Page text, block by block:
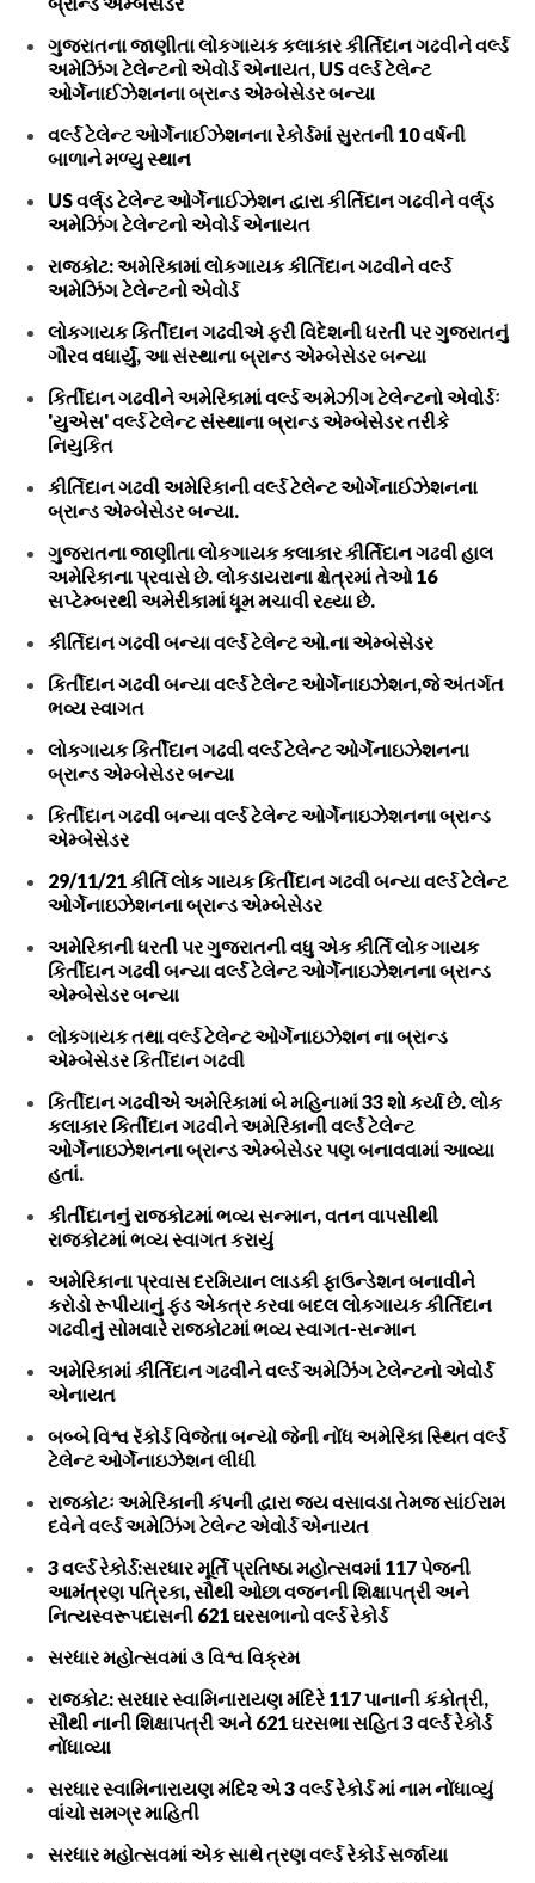
ગુજરાતના જાણીતા લોકગાયક કલાકાર કીર્તિદાન ગઢવીને વર્લ્ડ
અમેઝિંગ ટેલેન્ટનો એવોર્ડ એનાયત, US વર્લ્ડ ટેલેન્ટ
ઓર્ગેનાઈઝેશનના બ્રાન્ડ એમ્બેસેડર બન્યા
વર્લ્ડ ટેલેન્ટ ઓર્ગેનાઈઝેશનના રેકોર્ડમાં સુરતની 10 વર્ષની
બાળાને મળ્યુ સ્થાન
US વર્લ્‌ડ ટેલેન્ટ ઓર્ગેનાઈઝેશન દ્વારા કીર્તિદાન ગઢવીને વર્લ્‌ડ
અમેઝિંગ ટેલેન્ટનો એવોર્ડ એનાયત
રાજકોટ: અમેરિકામાં લોકગાયક કીર્તિદાન ગઢવીને વર્લ્ડ
અમેઝિંગ ટેલેન્ટનો એવોર્ડ
લોકગાયક કિર્તીદાન ગઢવીએ ફરી વિદેશની ધરતી પર ગુજરાતનું
ગૌરવ વધાર્યું, આ સંસ્થાના બ્રાન્ડ એમ્બેસેડર બન્યા
કિર્તીદાન ગઢવીને અમેરિકામાં વર્લ્ડ અમેઝીંગ ટેલેન્ટનો એવોર્ડઃ
'યુએસ' વર્લ્ડ ટેલેન્ટ સંસ્થાના બ્રાન્ડ એમ્બેસેડર તરીકે
નિયુકિત
કીર્તિદાન ગઢવી અમેરિકાની વર્લ્ડ ટેલેન્ટ ઓર્ગેનાઈઝેશનના
બ્રાન્ડ એમ્બેસેડર બન્યા.
ગુજરાતના જાણીતા લોકગાયક કલાકાર કીર્તિદાન ગઢવી હાલ
અમેરિકાના પ્રવાસે છે. લોકડાયરાના ક્ષેત્રમાં તેઓ 16
સપ્ટેમ્બરથી અમેરીકામાં ધૂમ મચાવી રહ્યા છે.
કીર્તિદાન ગઢવી બન્યા વર્લ્ડ ટેલેન્ટ ઓ.ના એમ્બેસેડર
કિર્તીદાન ગઢવી બન્યા વર્લ્ડ ટેલેન્ટ ઓર્ગેનાઇઝેશન,જે અંતર્ગત
ભવ્ય સ્વાગત
લોકગાયક કિર્તીદાન ગઢવી વર્લ્ડ ટેલેન્ટ ઓર્ગેનાઇઝેશનના
બ્રાન્ડ એમ્બેસેડર બન્યા
કિર્તીદાન ગઢવી બન્યા વર્લ્ડ ટેલેન્ટ ઓર્ગેનાઇઝેશનના બ્રાન્ડ
એમ્બેસેડર
29/11/21 કીર્તિ લોક ગાયક કિર્તીદાન ગઢવી બન્યા વર્લ્ડ ટેલેન્ટ
ઓર્ગેનાઇઝેશનના બ્રાન્ડ એમ્બેસેડર
અમેરિકાની ધરતી પર ગુજરાતની વધુ એક કીર્તિ લોક ગાયક
કિર્તીદાન ગઢવી બન્યા વર્લ્ડ ટેલેન્ટ ઓર્ગેનાઇઝેશનના બ્રાન્ડ
એમ્બેસેડર બન્યા
લોકગાયક તથા વર્લ્ડ ટેલેન્ટ ઓર્ગેનાઇઝેશન ના બ્રાન્ડ
એમ્બેસેડર કિર્તીદાન ગઢવી
કિર્તીદાન ગઢવીએ અમેરિકામાં બે મહિનામાં 33 શો કર્યા છે. લોક
કલાકાર કિર્તીદાન ગઢવીને અમેરિકાની વર્લ્ડ ટેલેન્ટ
ઓર્ગેનાઇઝેશનના બ્રાન્ડ એમ્બેસેડર પણ બનાવવામાં આવ્યા
હતાં.
કીર્તીદાનનું રાજકોટમાં ભવ્ય સન્માન, વતન વાપસીથી
રાજકોટમાં ભવ્ય સ્વાગત કરાયું
અમેરિકાના પ્રવાસ દરમિયાન લાડકી ફાઉન્ડેશન બનાવીને
કરોડો રૂપીયાનું ફંડ એકત્ર કરવા બદલ લોકગાયક કીર્તિદાન
ગઢવીનું સોમવારે રાજકોટમાં ભવ્ય સ્વાગત-સન્માન
અમેરિકામાં કીર્તિદાન ગઢવીને વર્લ્ડ અમેઝિંગ ટેલેન્ટનો એવોર્ડ
એનાયત
બબ્બે વિશ્વ રૅકોર્ડ વિજેતા બન્યો જેની નોંધ અમેરિકા સ્થિત વર્લ્ડ
ટેલેન્ટ ઓર્ગેનાઇઝેશન લીધી
રાજકોટઃ અમેરિકાની કંપની દ્વારા જય વસાવડા તેમજ સાંઈરામ
દવેને વર્લ્ડ અમેઝિંગ ટેલેન્ટ એવોર્ડ એનાયત
3 વર્લ્ડ રેકોર્ડ:સરધાર મૂર્તિ પ્રતિષ્ઠા મહોત્સવમાં 117 પેજની
આમંત્રણ પત્રિકા, સૌથી ઓછા વજનની શિક્ષાપત્રી અને
નિત્યસ્વરૂપદાસની 621 ઘરસભાનો વર્લ્ડ રેકોર્ડ
સરધાર મહોત્સવમાં ૩ વિશ્વ વિક્રમ
રાજકોટ: સરધાર સ્વામિનારાયણ મંદિરે 117 પાનાની કંકોત્રી,
સૌથી નાની શિક્ષાપત્રી અને 621 ઘરસભા સહિત 3 વર્લ્ડ રેકોર્ડ
નોંધાવ્યા
સરધાર સ્વામિનારાયણ મંદિ૨ એ 3 વર્લ્ડ રેકોર્ડ માં નામ નોંધાવ્યું
વાંચો સમગ્ર માહિતી
સરધાર મહોત્સવમાં એક સાથે ત્રણ વર્લ્ડ રેકોર્ડ સર્જાયા